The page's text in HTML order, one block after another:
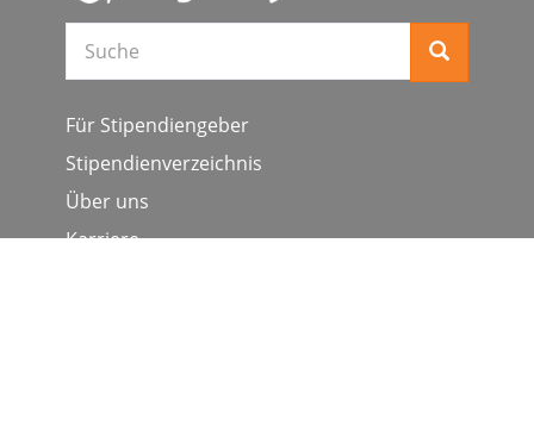
Suche
Für Stipendiengeber
Stipendienverzeichnis
Über uns
Karriere